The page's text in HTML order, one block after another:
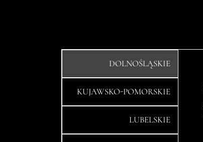
DOLNOŚLĄSKIE
KUJAWSKO-POMORSKIE
LUBELSKIE